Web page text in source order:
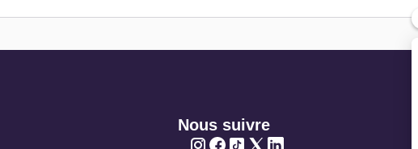
Nous suivre